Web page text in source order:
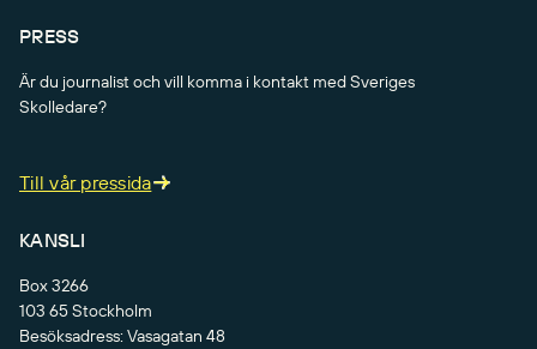
PRESS
Är du journalist och vill komma i kontakt med Sveriges
Skolledare?
Till vår pressida
KANSLI
Box 3266
103 65 Stockholm
Besöksadress: Vasagatan 48